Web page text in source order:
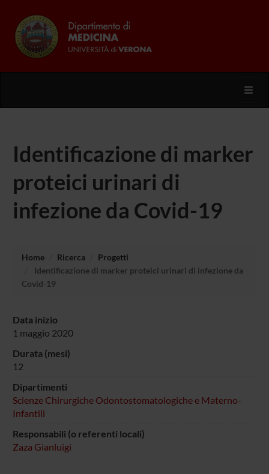
Identificazione di marker
proteici urinari di
infezione da Covid-19
Home Ricerca
Progetti
Identificazione di marker proteici urinari di infezione da
Covid-19
Data inizio
1 maggio 2020
Durata (mesi)
12
Dipartimenti
Scienze Chirurgiche Odontostomatologiche e Materno-
Infantili
Responsabili (o referenti locali)
Zaza Gianluigi